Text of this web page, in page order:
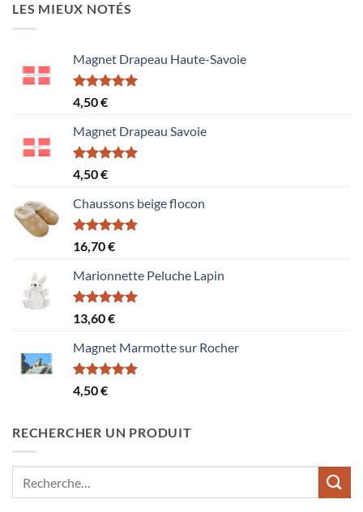
LES MIEUX NOTÉS
Magnet Drapeau Haute-Savoie
Note5.00
sur 5
4,50€
Magnet Drapeau Savoie
Note5.00
sur 5
4,50€
Chaussons beige flocon
Note5.00
sur 5
16,70€
Marionnette Peluche Lapin
Note5.00
sur 5
13,60€
Magnet Marmotte sur Rocher
Note5.00
sur 5
4,50€
RECHERCHER UN PRODUIT